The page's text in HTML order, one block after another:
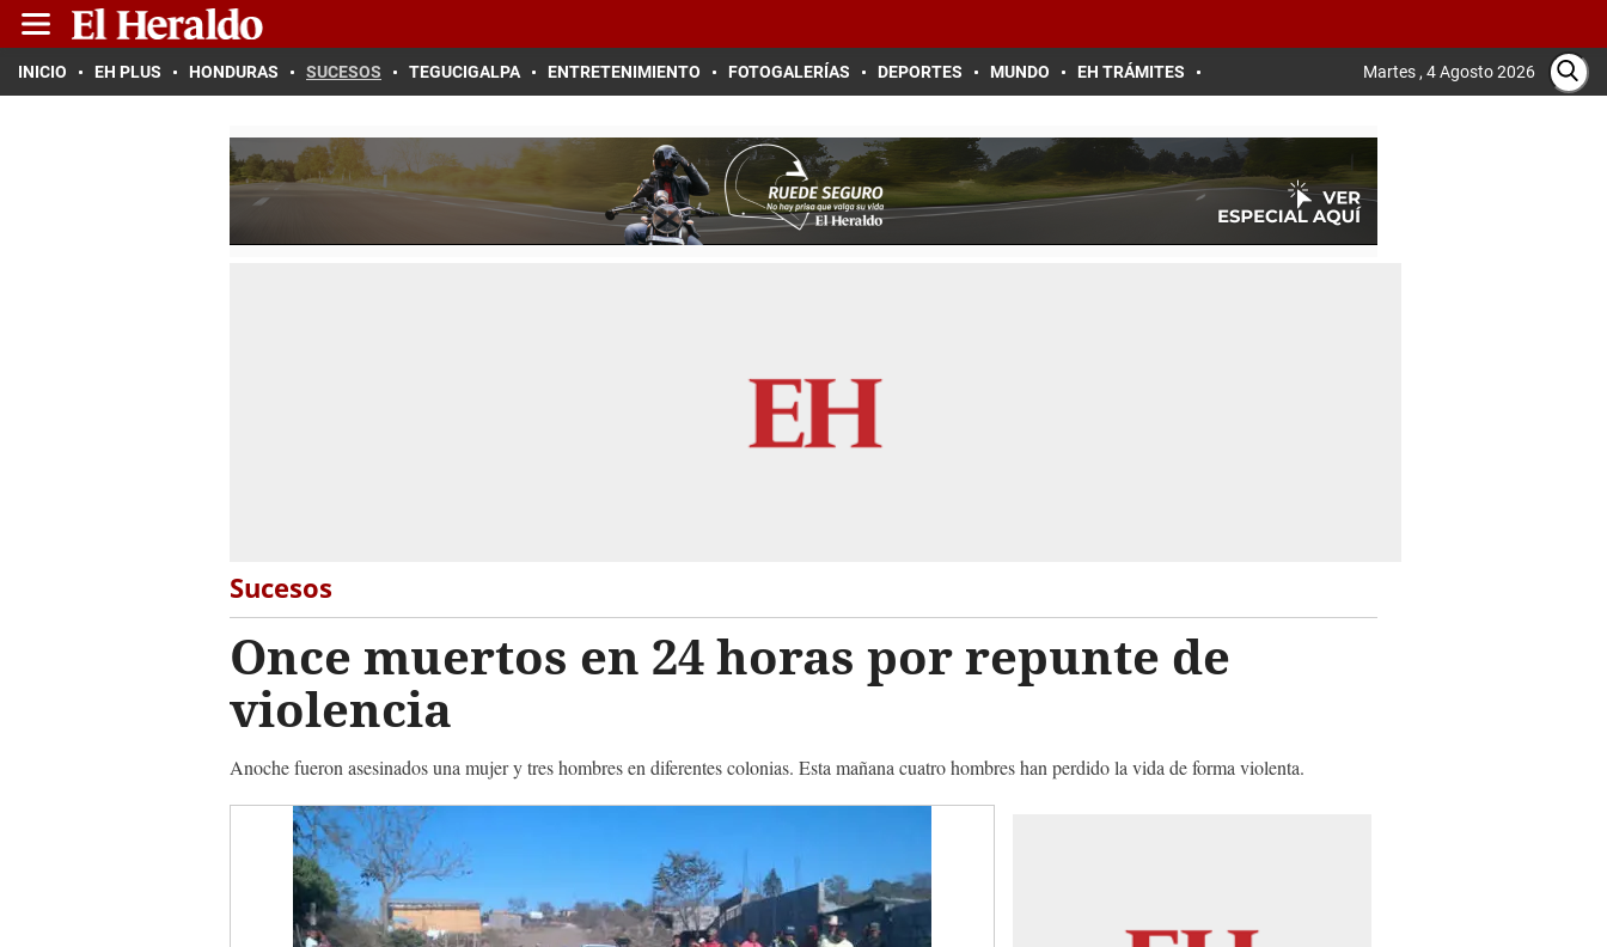
INICIO EH PLUS HONDURAS SUCESOS TEGUCIGALPA ENTRETENIMIENTO FOTOGALERÍAS DEPORTES MUNDO EH TRÁMITES Martes , 4 Agosto 2026
Sucesos
Once muertos en 24 horas por repunte de
violencia
Anoche fueron asesinados una mujer y tres hombres en diferentes colonias. Esta mañana cuatro hombres han perdido la vida de forma violenta.